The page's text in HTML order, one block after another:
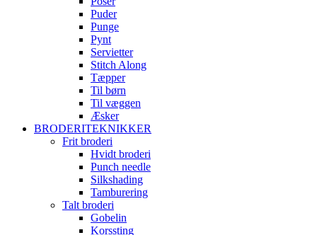
Puder
Punge
Pynt
Servietter
Stitch Along
Tæpper
Til børn
Til væggen
Æsker
BRODERITEKNIKKER
Frit broderi
Hvidt broderi
Punch needle
Silkshading
Tamburering
Talt broderi
Gobelin
Korssting